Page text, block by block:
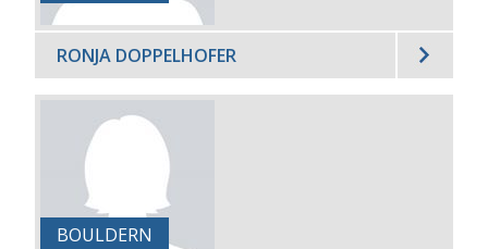
RONJA DOPPELHOFER
BOULDERN